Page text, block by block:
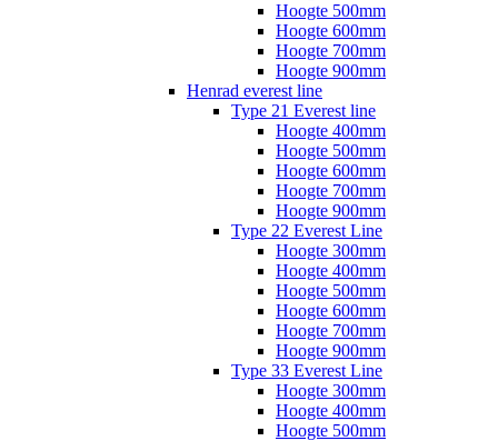
Hoogte 500mm
Hoogte 600mm
Hoogte 700mm
Hoogte 900mm
Henrad everest line
Type 21 Everest line
Hoogte 400mm
Hoogte 500mm
Hoogte 600mm
Hoogte 700mm
Hoogte 900mm
Type 22 Everest Line
Hoogte 300mm
Hoogte 400mm
Hoogte 500mm
Hoogte 600mm
Hoogte 700mm
Hoogte 900mm
Type 33 Everest Line
Hoogte 300mm
Hoogte 400mm
Hoogte 500mm